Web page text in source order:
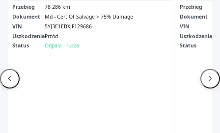
Przebieg
78 286 km
Dokument
Md - Cert Of Salvage > 75% Damage
VIN
5YJ3E1EBXJF129686
UszkodzeniaPrzód
Status
Odpala i rusza
Przebieg
Dokument
VIN
Uszkodzenia
Status